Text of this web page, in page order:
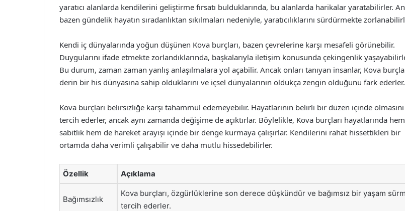
yaratıcı alanlarda kendilerini geliştirme fırsatı bulduklarında, bu alanlarda harikalar yaratabilirler.
bazen gündelik hayatın sıradanlıktan sıkılmaları nedeniyle, yaratıcılıklarını sürdürmekte
Kendi iç dünyalarında yoğun düşünen Kova burçları, bazen çevrelerine karşı mesafeli görünebilir.
Duygularını ifade etmekte zorlandıklarında, başkalarıyla iletişim konusunda çekingenlik
Bu durum, zaman zaman yanlış anlaşılmalara yol açabilir. Ancak onları tanıyan insanlar, Kova
derin bir his dünyasına sahip olduklarını ve içsel dünyalarının oldukça zengin olduğunu fark ederler.
Kova burçları belirsizliğe karşı tahammül edemeyebilir. Hayatlarının belirli bir düzen içinde olmasını
tercih ederler, ancak aynı zamanda değişime de açıktırlar. Böylelikle, Kova burçları hayatlarında hem
sabitlik hem de hareket arayışı içinde bir denge kurmaya çalışırlar. Kendilerini rahat hissettikleri bir
ortamda daha verimli çalışabilir ve daha mutlu hissedebilirler.
Özellik Açıklama
Bağımsızlık
Kova burçları, özgürlüklerine son derece düşkündür ve bağımsız bir yaşam
tercih ederler.